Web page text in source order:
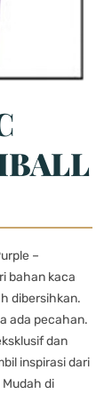
–
bahan kaca
dibersihkan.
ada pecahan.
dan
inspirasi dari
di